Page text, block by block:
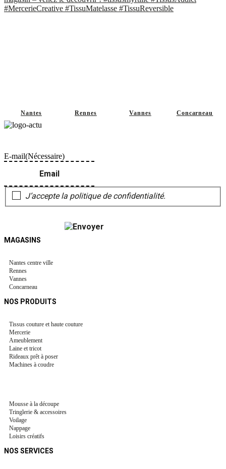
Nantes Rennes Vannes Concarneau
E-mail(Nécessaire)
J’accepte la politique de confidentialité.
MAGASINS
Nantes centre ville
Rennes
Vannes
Concarneau
NOS PRODUITS
Tissus couture et haute couture
Mercerie
Ameublement
Laine et tricot
Rideaux prêt à poser
Machines à coudre
Mousse à la découpe
Tringlerie & accessoires
Voilage
Nappage
Loisirs créatifs
NOS SERVICES